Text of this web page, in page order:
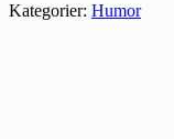
Kategorier: Humor